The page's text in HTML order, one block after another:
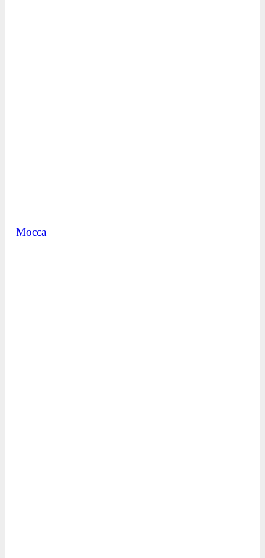
Mocca